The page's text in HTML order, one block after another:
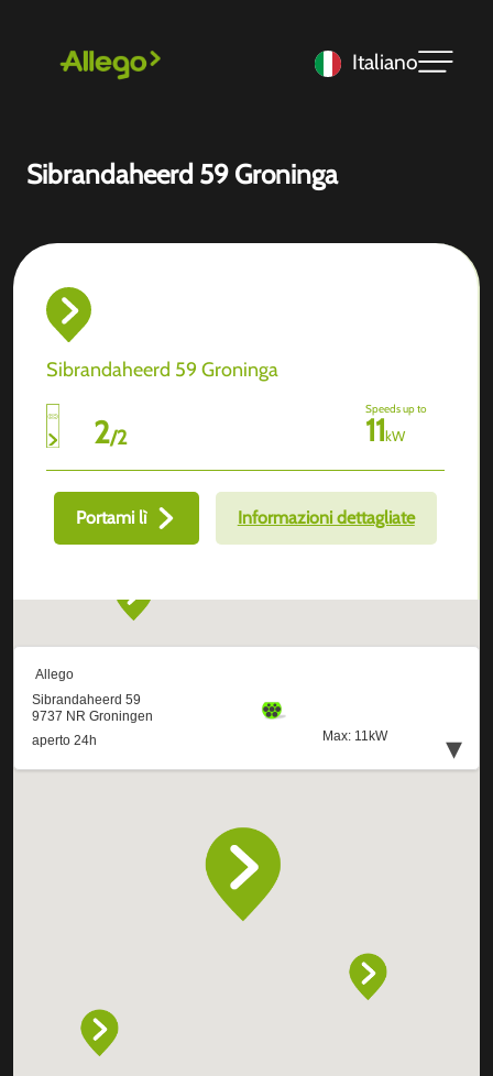
Italiano
Sibrandaheerd 59 Groninga
Sibrandaheerd 59 Groninga
2/2
Speeds up to
11kW
Portami lì Informazioni dettagliate